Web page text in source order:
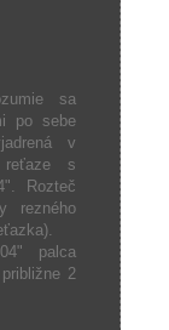
sa
po sebe
v
reťaze s
Rozteč
rezného
palca
2